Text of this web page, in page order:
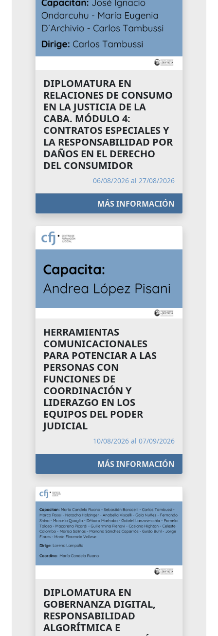
DIPLOMATURA EN
RELACIONES DE CONSUMO
EN LA JUSTICIA DE LA
CABA. MÓDULO 4:
CONTRATOS ESPECIALES Y
LA RESPONSABILIDAD POR
DAÑOS EN EL DERECHO
DEL CONSUMIDOR
06/08/2026 al 27/08/2026
MÁS INFORMACIÓN
HERRAMIENTAS
COMUNICACIONALES
PARA POTENCIAR A LAS
PERSONAS CON
FUNCIONES DE
COORDINACIÓN Y
LIDERAZGO EN LOS
EQUIPOS DEL PODER
JUDICIAL
10/08/2026 al 07/09/2026
MÁS INFORMACIÓN
DIPLOMATURA EN
GOBERNANZA DIGITAL,
RESPONSABILIDAD
ALGORÍTMICA E